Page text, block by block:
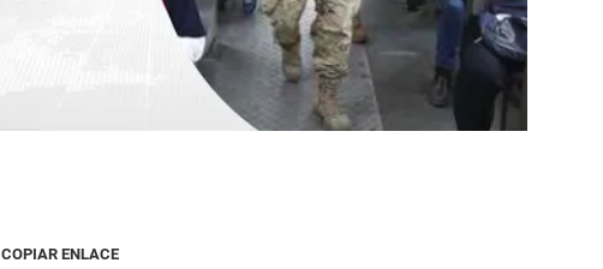
COPIAR ENLACE